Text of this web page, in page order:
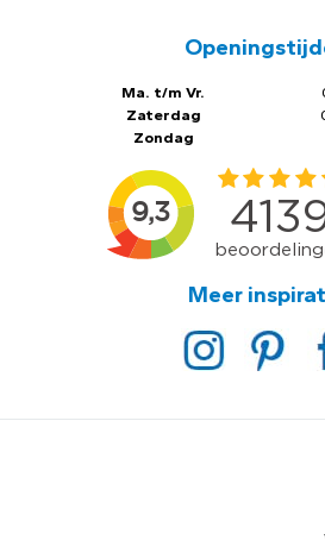
Ma. t/m Vr.
Zaterdag
Zondag
Meer